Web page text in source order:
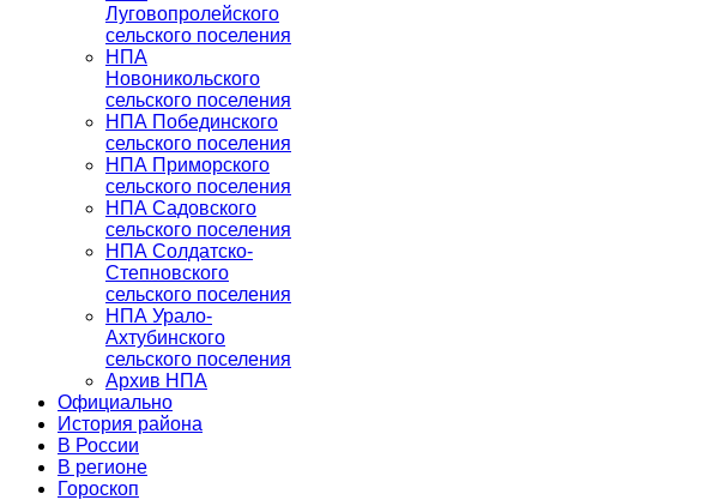
Луговопролейского
сельского поселения
НПА
Новоникольского
сельского поселения
НПА Побединского
сельского поселения
НПА Приморского
сельского поселения
НПА Садовского
сельского поселения
НПА Солдатско-
Степновского
сельского поселения
НПА Урало-
Ахтубинского
сельского поселения
Архив НПА
Официально
История района
В России
В регионе
Гороскоп